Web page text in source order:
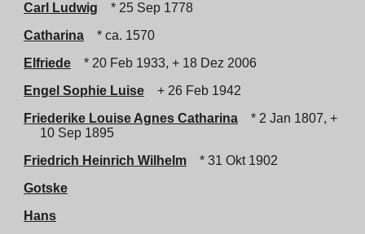
Carl Ludwig
* 25 Sep 1778
Catharina
* ca. 1570
Elfriede
* 20 Feb 1933, + 18 Dez 2006
Engel Sophie Luise
+ 26 Feb 1942
Friederike Louise Agnes Catharina
* 2 Jan 1807, +
10 Sep 1895
Friedrich Heinrich Wilhelm
* 31 Okt 1902
Gotske
Hans